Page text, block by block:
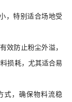
，特别适合场地受
效防止粉尘外溢，
损耗，尤其适合易
式，确保物料流稳